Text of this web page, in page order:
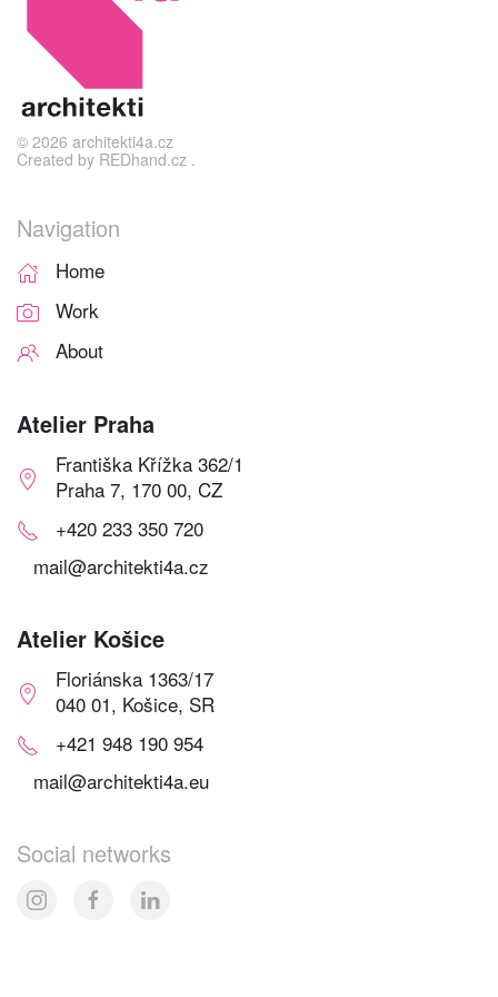
© 2026 architekti4a.cz
Created by REDhand.cz .
Navigation
Home
Work
About
Atelier Praha
Františka Křížka 362/1
Praha 7, 170 00, CZ
+420 233 350 720
mail@architekti4a.cz
Atelier Košice
Floriánska 1363/17
040 01, Košice, SR
+421 948 190 954
mail@architekti4a.eu
Social networks